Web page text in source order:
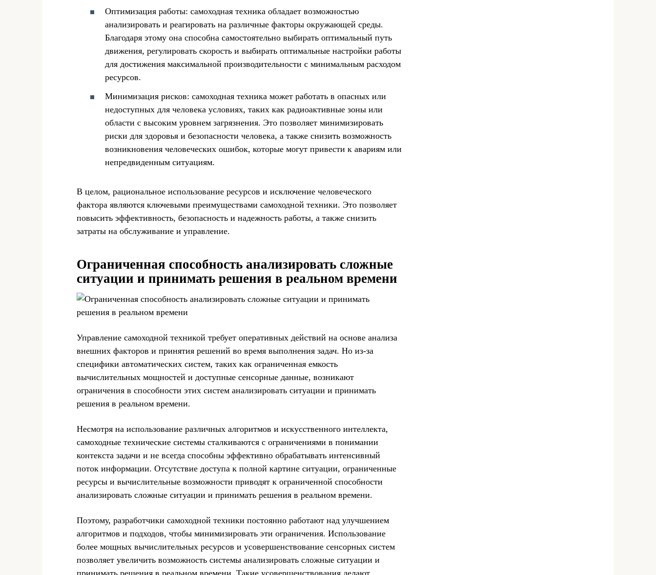
Оптимизация работы: самоходная техника обладает возможностью
анализировать и реагировать на различные факторы окружающей среды.
Благодаря этому она способна самостоятельно выбирать оптимальный путь
движения, регулировать скорость и выбирать оптимальные настройки работы
для достижения максимальной производительности с минимальным расходом
ресурсов.
Минимизация рисков: самоходная техника может работать в опасных или
недоступных для человека условиях, таких как радиоактивные зоны или
области с высоким уровнем загрязнения. Это позволяет минимизировать
риски для здоровья и безопасности человека, а также снизить возможность
возникновения человеческих ошибок, которые могут привести к авариям или
непредвиденным ситуациям.
В целом, рациональное использование ресурсов и исключение человеческого
фактора являются ключевыми преимуществами самоходной техники. Это позволяет
повысить эффективность, безопасность и надежность работы, а также снизить
затраты на обслуживание и управление.
Ограниченная способность анализировать сложные
ситуации и принимать решения в реальном времени
Управление самоходной техникой требует оперативных действий на основе анализа
внешних факторов и принятия решений во время выполнения задач. Но из-за
специфики автоматических систем, таких как ограниченная емкость
вычислительных мощностей и доступные сенсорные данные, возникают
ограничения в способности этих систем анализировать ситуации и принимать
решения в реальном времени.
Несмотря на использование различных алгоритмов и искусственного интеллекта,
самоходные технические системы сталкиваются с ограничениями в понимании
контекста задачи и не всегда способны эффективно обрабатывать интенсивный
поток информации. Отсутствие доступа к полной картине ситуации, ограниченные
ресурсы и вычислительные возможности приводят к ограниченной способности
анализировать сложные ситуации и принимать решения в реальном времени.
Поэтому, разработчики самоходной техники постоянно работают над улучшением
алгоритмов и подходов, чтобы минимизировать эти ограничения. Использование
более мощных вычислительных ресурсов и усовершенствование сенсорных систем
позволяет увеличить возможность системы анализировать сложные ситуации и
принимать решения в реальном времени. Такие усовершенствования делают